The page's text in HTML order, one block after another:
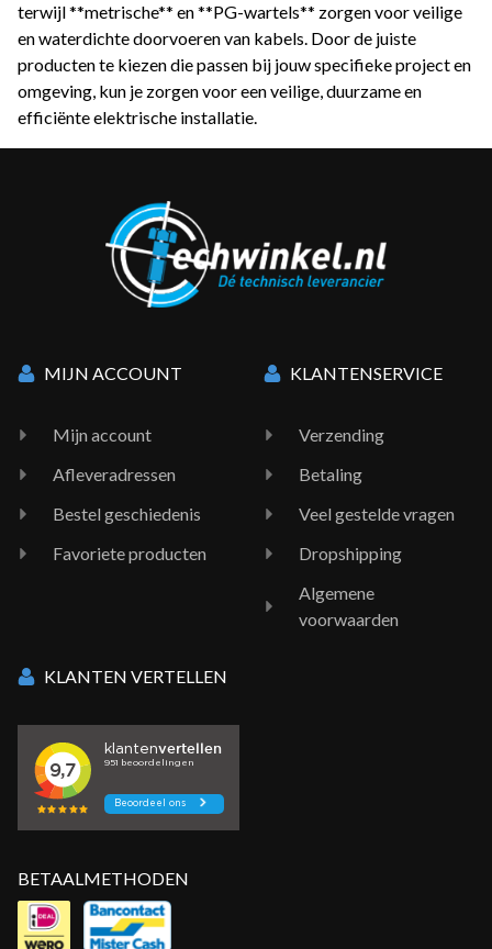
terwijl **metrische** en **PG-wartels** zorgen voor veilige
en waterdichte doorvoeren van kabels. Door de juiste
producten te kiezen die passen bij jouw specifieke project en
omgeving, kun je zorgen voor een veilige, duurzame en
efficiënte elektrische installatie.
MIJN ACCOUNT
Mijn account
Afleveradressen
Bestel geschiedenis
Favoriete producten
KLANTENSERVICE
Verzending
Betaling
Veel gestelde vragen
Dropshipping
Algemene
voorwaarden
KLANTEN VERTELLEN
BETAALMETHODEN